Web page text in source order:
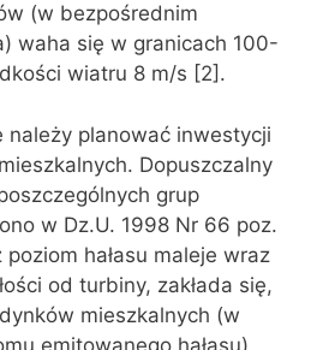
(w bezpośrednim
waha się w granicach 100-
wiatru 8 m/s [2].
należy planować inwestycji
Dopuszczalny
grup
w Dz.U. 1998 Nr 66 poz.
hałasu maleje wraz
od turbiny, zakłada się,
mieszkalnych (w
emitowanego hałasu)